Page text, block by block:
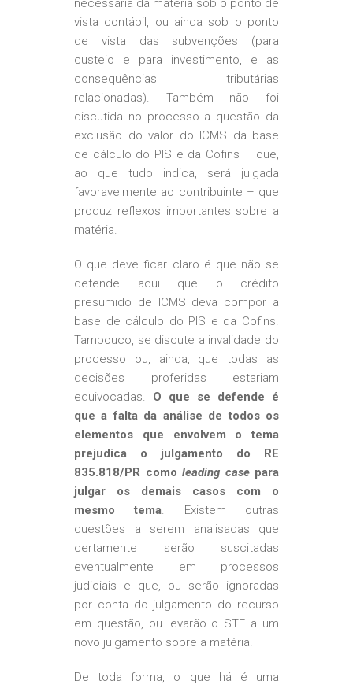
necessária da matéria sob o ponto de
vista contábil, ou ainda sob o ponto
de vista das subvenções (para
custeio e para investimento, e as
consequências tributárias
relacionadas). Também não foi
discutida no processo a questão da
exclusão do valor do ICMS da base
de cálculo do PIS e da Cofins – que,
ao que tudo indica, será julgada
favoravelmente ao contribuinte – que
produz reflexos importantes sobre a
matéria.
O que deve ficar claro é que não se
defende aqui que o crédito
presumido de ICMS deva compor a
base de cálculo do PIS e da Cofins.
Tampouco, se discute a invalidade do
processo ou, ainda, que todas as
decisões proferidas estariam
equivocadas. O que se defende é
que a falta da análise de todos os
elementos que envolvem o tema
prejudica o julgamento do RE
835.818/PR como leading casepara
julgar os demais casos com o
mesmo tema. Existem outras
questões a serem analisadas que
certamente serão suscitadas
eventualmente em processos
judiciais e que, ou serão ignoradas
por conta do julgamento do recurso
em questão, ou levarão o STF a um
novo julgamento sobre a matéria.
De toda forma, o que há é uma